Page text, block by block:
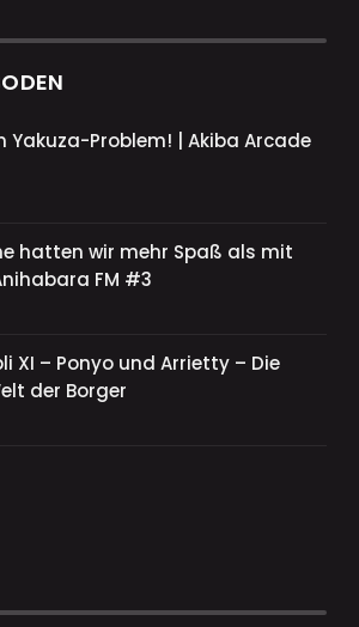
Yakuza-Problem! | Akiba Arcade
hatten wir mehr Spaß als mit
FM #3
XI – Ponyo und Arrietty – Die
der Borger